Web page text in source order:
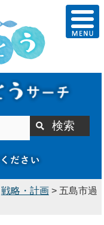
戦略・計画> 五島市過